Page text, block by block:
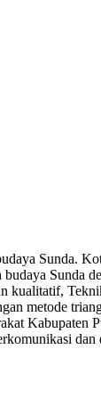
Sunda.
Sunda
kualitatif,
metode
Kabupaten